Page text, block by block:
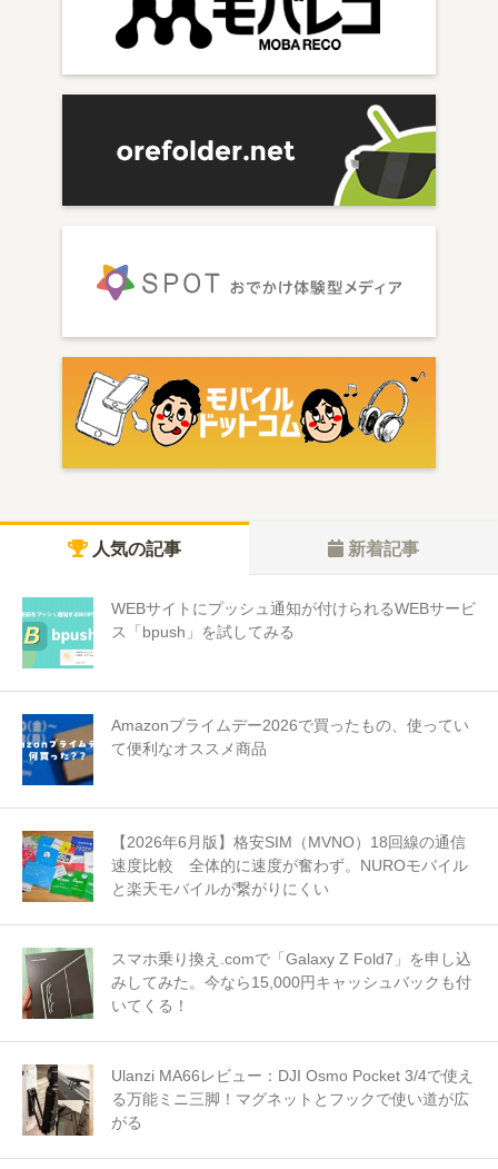
人気の記事 新着記事
WEBサイトにプッシュ通知が付けられるWEBサービ
ス「bpush」を試してみる
Amazonプライムデー2026で買ったもの、使ってい
て便利なオススメ商品
【2026年6月版】格安SIM（MVNO）18回線の通信
速度比較 全体的に速度が奮わず。NUROモバイル
と楽天モバイルが繋がりにくい
スマホ乗り換え.comで「Galaxy Z Fold7」を申し込
みしてみた。今なら15,000円キャッシュバックも付
いてくる！
Ulanzi MA66レビュー：DJI Osmo Pocket 3/4で使え
る万能ミニ三脚！マグネットとフックで使い道が広
がる